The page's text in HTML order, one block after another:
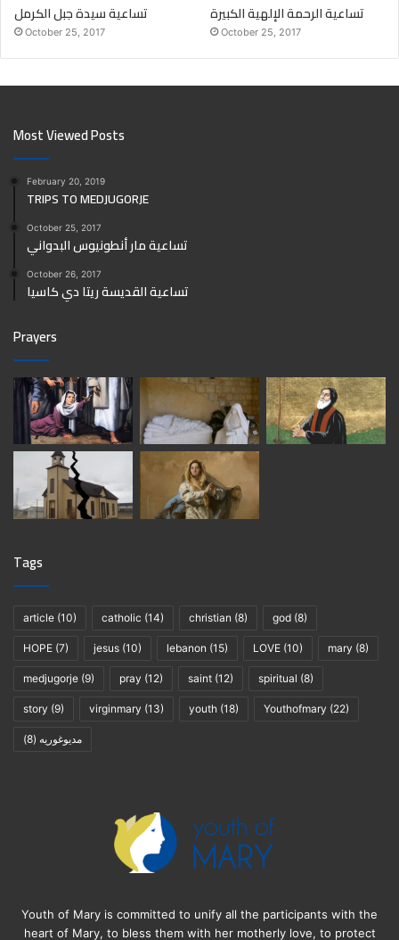
تساعية سيدة جبل الكرمل
October 25, 2017
تساعية الرحمة الإلهية الكبيرة
October 25, 2017
Most Viewed Posts
February 20, 2019
TRIPS TO MEDJUGORJE
October 25, 2017
تساعية مار أنطونيوس البدواني
October 26, 2017
تساعية القديسة ريتا دي كاسيا
Prayers
Tags
article (10) catholic (14) christian (8) god (8)
HOPE (7) jesus (10) lebanon (15) LOVE (10) mary (8)
medjugorje (9) pray (12) saint (12) spiritual (8)
story (9) virginmary (13) youth (18) Youthofmary (22)
مديوغوريه (8)
Youth of Mary is committed to unify all the participants with the
heart of Mary, to bless them with her motherly love, to protect